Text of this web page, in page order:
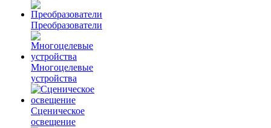
Преобразователи
Многоцелевые
устройства
Сценическое
освещение